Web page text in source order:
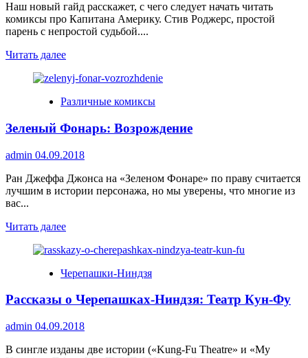
Наш новый гайд расскажет, с чего следует начать читать
комиксы про Капитана Америку. Стив Роджерс, простой
парень с непростой судьбой....
Читать далееПрочитать
о
Чего
Читать
Про
Америку
Различные комиксы
Зеленый Фонарь: Возрождение
admin 04.09.2018
Ран Джеффа Джонса на «Зеленом Фонаре» по праву считается
лучшим в истории персонажа, но мы уверены, что многие из
вас...
Читать далееПрочитать
о
Фонарь:
Черепашки-Ниндзя
Рассказы о Черепашках-Ниндзя: Театр Кун-Фу
admin 04.09.2018
В сингле изданы две истории («Kung-Fu Theatre» и «My